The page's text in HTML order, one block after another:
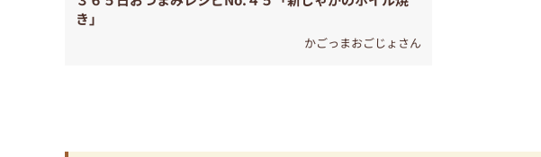
き」
かごっまおごじょさん